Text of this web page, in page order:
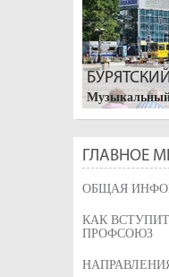
Музыкальный
ГЛАВНОЕ
ОБЩАЯ
КАК
ПРОФСОЮЗ